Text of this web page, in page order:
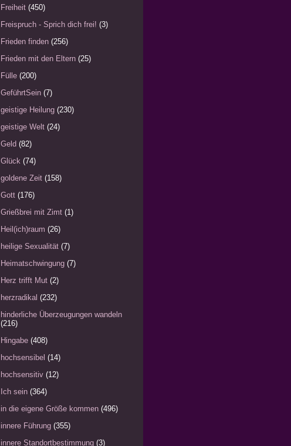
Freiheit (450)
Freispruch - Sprich dich frei! (3)
Frieden finden (256)
Frieden mit den Eltern (25)
Fülle (200)
GeführtSein (7)
geistige Heilung (230)
geistige Welt (24)
Geld (82)
Glück (74)
goldene Zeit (158)
Gott (176)
Grießbrei mit Zimt (1)
Heil(ich)raum (26)
heilige Sexualität (7)
Heimatschwingung (7)
Herz trifft Mut (2)
herzradikal (232)
hinderliche Überzeugungen wandeln
(216)
Hingabe (408)
hochsensibel (14)
hochsensitiv (12)
Ich sein (364)
in die eigene Größe kommen (496)
innere Führung (355)
innere Standortbestimmung (3)